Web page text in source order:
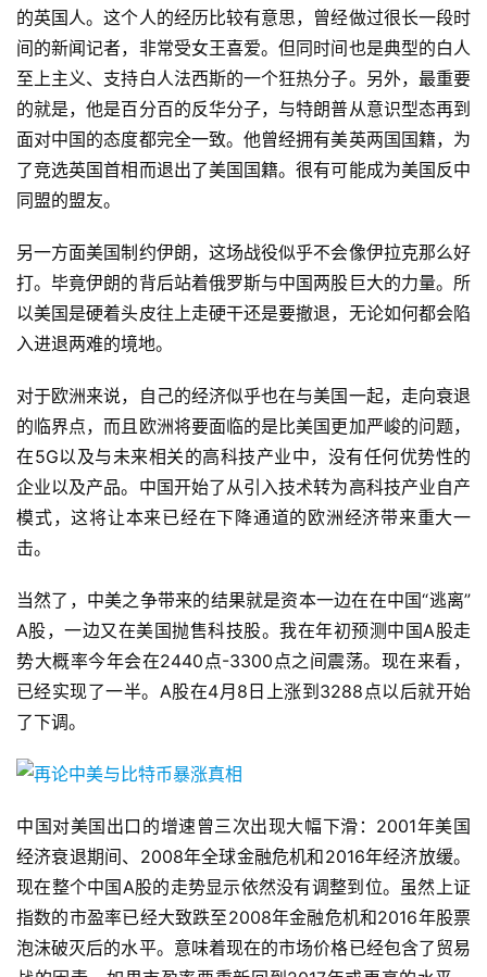
的英国人。这个人的经历比较有意思，曾经做过很长一段时
间的新闻记者，非常受女王喜爱。但同时间也是典型的白人
至上主义、支持白人法西斯的一个狂热分子。另外，最重要
的就是，他是百分百的反华分子，与特朗普从意识型态再到
面对中国的态度都完全一致。他曾经拥有美英两国国籍，为
了竞选英国首相而退出了美国国籍。很有可能成为美国反中
同盟的盟友。
另一方面美国制约伊朗，这场战役似乎不会像伊拉克那么好
打。毕竟伊朗的背后站着俄罗斯与中国两股巨大的力量。所
以美国是硬着头皮往上走硬干还是要撤退，无论如何都会陷
入进退两难的境地。
对于欧洲来说，自己的经济似乎也在与美国一起，走向衰退
的临界点，而且欧洲将要面临的是比美国更加严峻的问题，
在5G以及与未来相关的高科技产业中，没有任何优势性的
企业以及产品。中国开始了从引入技术转为高科技产业自产
模式，这将让本来已经在下降通道的欧洲经济带来重大一
击。
当然了，中美之争带来的结果就是资本一边在在中国“逃离”
A股，一边又在美国抛售科技股。我在年初预测中国A股走
势大概率今年会在2440点-3300点之间震荡。现在来看，
已经实现了一半。A股在4月8日上涨到3288点以后就开始
了下调。
中国对美国出口的增速曾三次出现大幅下滑：2001年美国
经济衰退期间、2008年全球金融危机和2016年经济放缓。
现在整个中国A股的走势显示依然没有调整到位。虽然上证
指数的市盈率已经大致跌至2008年金融危机和2016年股票
泡沫破灭后的水平。意味着现在的市场价格已经包含了贸易